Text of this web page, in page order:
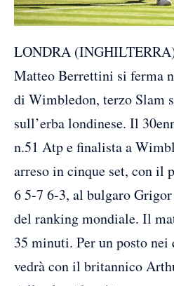
LONDRA
Matteo Berrettini si ferma
di Wimbledon, terzo Slam
sull’erba londinese. Il
n.51 Atp e finalista a
arreso in cinque set, con il
6 5-7 6-3, al bulgaro
del ranking mondiale. Il
35 minuti. Per un posto
vedrà con il britannico